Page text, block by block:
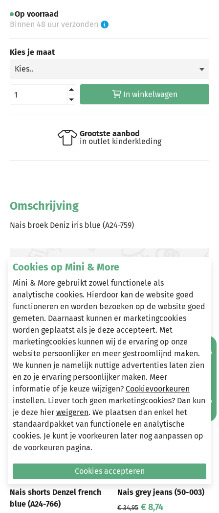
Op voorraad
Binnen 48 uur verzonden
Kies je maat
In winkelwagen
Grootste aanbod
in outlet kinderkleding
Omschrijving
Nais broek Deniz iris blue (A24-759)
Heeft u vragen?
Stuur een e-mail
info@miniandmore.nl
Andere bekeken ook
Wellicht ook iets voor jou?
-70%
Nais shorts Denzel french
blue (A24-766)
-75%
Nais grey jeans (50-003)
€ 34,95 € 8,74
Mis geen aanbiedingen!
Cookies op Mini & More
Mini & More gebruikt zowel functionele als
analytische cookies. Hierdoor kan de website goed
functioneren en worden bezoeken op de website goed
gemeten. Daarnaast kunnen er marketingcookies
worden geplaatst als je deze accepteert. Met
marketingcookies kunnen wij de ervaring op onze
website persoonlijker en meer gestroomlijnd maken.
We kunnen je namelijk nuttige advertenties laten zien
en zo je ervaring persoonlijker maken. Meer
informatie of je keuze wijzigen? Cookievoorkeuren
instellen. Liever toch geen marketingcookies? Dan kun
je deze hier weigeren. We plaatsen dan enkel het
standaardpakket van functionele en analytische
cookies. Je kunt je voorkeuren later nog aanpassen op
de voorkeuren pagina.
Cookies accepteren